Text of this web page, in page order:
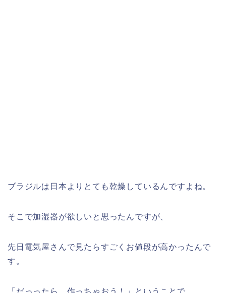
ブラジルは日本よりとても乾燥しているんですよね。
そこで加湿器が欲しいと思ったんですが、
先日電気屋さんで見たらすごくお値段が高かったんで
す。
「だっったら、作っちゃおう！」ということで、